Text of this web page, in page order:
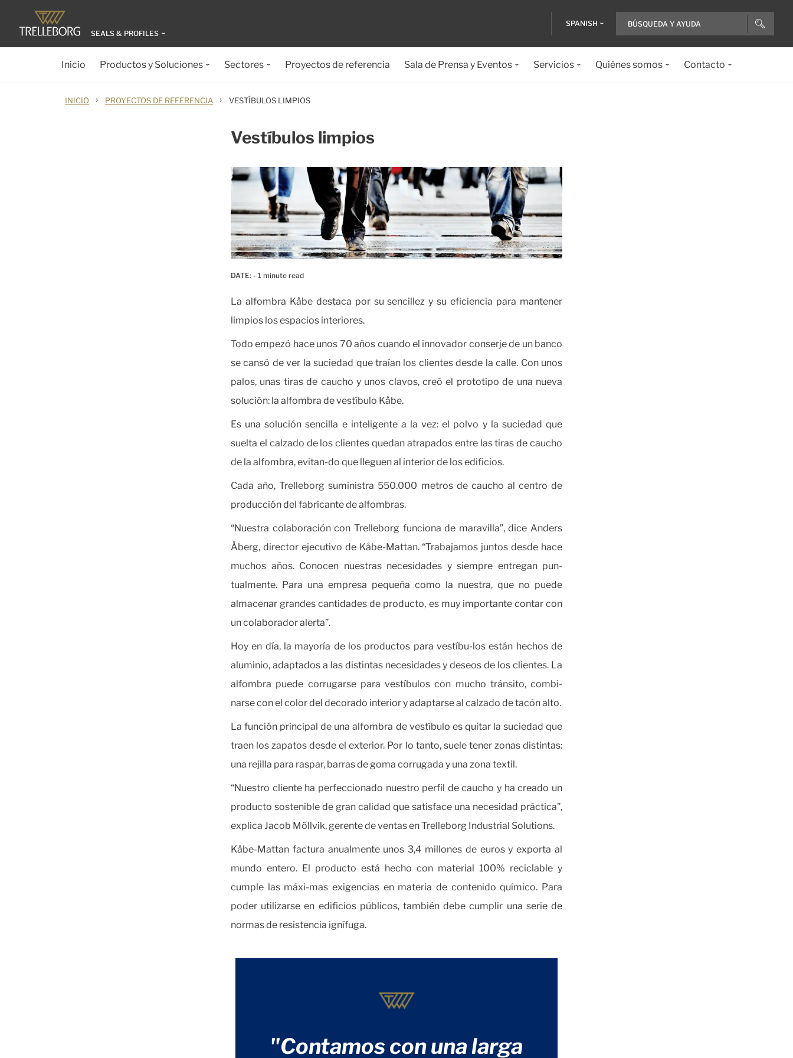
SEALS & PROFILES
SPANISH
Inicio Productos y Soluciones Sectores Proyectos de referencia Sala de Prensa y Eventos Servicios Quiénes somos Contacto
INICIO › PROYECTOS DE REFERENCIA › VESTÍBULOS LIMPIOS
Vestíbulos limpios
DATE: - 1 minute read
La alfombra Kåbe destaca por su sencillez y su eficiencia para mantener
limpios los espacios interiores.
Todo empezó hace unos 70 años cuando el innovador conserje de un banco
se cansó de ver la suciedad que traían los clientes desde la calle. Con unos
palos, unas tiras de caucho y unos clavos, creó el prototipo de una nueva
solución: la alfombra de vestíbulo Kåbe.
Es una solución sencilla e inteligente a la vez: el polvo y la suciedad que
suelta el calzado de los clientes quedan atrapados entre las tiras de caucho
de la alfombra, evitan-do que lleguen al interior de los edificios.
Cada año, Trelleborg suministra 550.000 metros de caucho al centro de
producción del fabricante de alfombras.
“Nuestra colaboración con Trelleborg funciona de maravilla”, dice Anders
Åberg, director ejecutivo de Kåbe-Mattan. “Trabajamos juntos desde hace
muchos años. Conocen nuestras necesidades y siempre entregan pun-
tualmente. Para una empresa pequeña como la nuestra, que no puede
almacenar grandes cantidades de producto, es muy importante contar con
un colaborador alerta”.
Hoy en día, la mayoría de los productos para vestíbu-los están hechos de
aluminio, adaptados a las distintas necesidades y deseos de los clientes. La
alfombra puede corrugarse para vestíbulos con mucho tránsito, combi-
narse con el color del decorado interior y adaptarse al calzado de tacón alto.
La función principal de una alfombra de vestíbulo es quitar la suciedad que
traen los zapatos desde el exterior. Por lo tanto, suele tener zonas distintas:
una rejilla para raspar, barras de goma corrugada y una zona textil.
“Nuestro cliente ha perfeccionado nuestro perfil de caucho y ha creado un
producto sostenible de gran calidad que satisface una necesidad práctica”,
explica Jacob Möllvik, gerente de ventas en Trelleborg Industrial Solutions.
Kåbe-Mattan factura anualmente unos 3,4 millones de euros y exporta al
mundo entero. El producto está hecho con material 100% reciclable y
cumple las máxi-mas exigencias en materia de contenido químico. Para
poder utilizarse en edificios públicos, también debe cumplir una serie de
normas de resistencia ignífuga.
"Contamos con una larga